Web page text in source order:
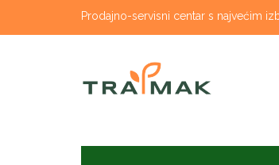
to
Prodajno-servisni centar s najvećim